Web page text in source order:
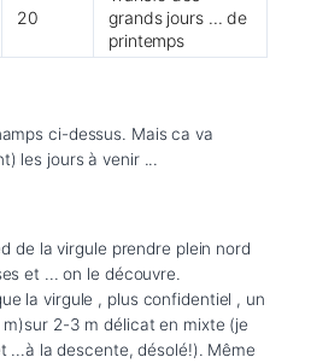
20
grands jours ... de
printemps
ci-dessus. Mais ca va
les jours à venir ...
de la virgule prendre plein nord
et ... on le découvre.
la virgule , plus confidentiel , un
2-3 m délicat en mixte (je
...à la descente, désolé!). Même